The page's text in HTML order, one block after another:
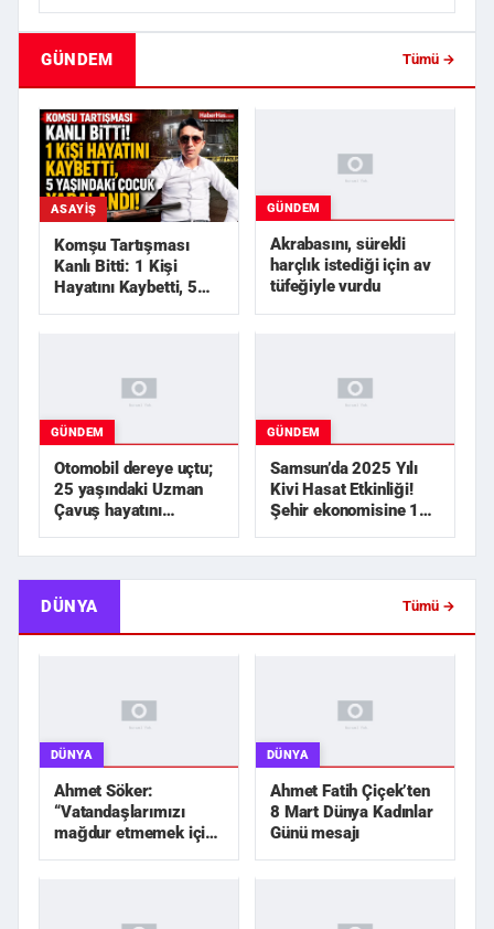
GÜNDEM Tümü →
ASAYIŞ
Komşu Tartışması
Kanlı Bitti: 1 Kişi
Hayatını Kaybetti, 5
GÜNDEM
Akrabasını, sürekli
harçlık istediği için av
tüfeğiyle vurdu
GÜNDEM
Otomobil dereye uçtu;
25 yaşındaki Uzman
Çavuş hayatını
GÜNDEM
Samsun’da 2025 Yılı
Kivi Hasat Etkinliği!
Şehir ekonomisine 1
DÜNYA Tümü →
DÜNYA
Ahmet Söker:
“Vatandaşlarımızı
mağdur etmemek için
DÜNYA
Ahmet Fatih Çiçek’ten
8 Mart Dünya Kadınlar
Günü mesajı